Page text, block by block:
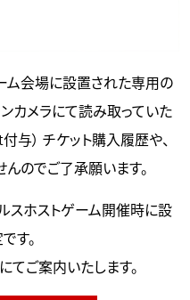
ム会場に設置された専用の
カメラにて読み取っていた
与） チケット購入履歴や、
のでご了承願います。
スホストゲーム開催時に設
す。
ご案内いたします。